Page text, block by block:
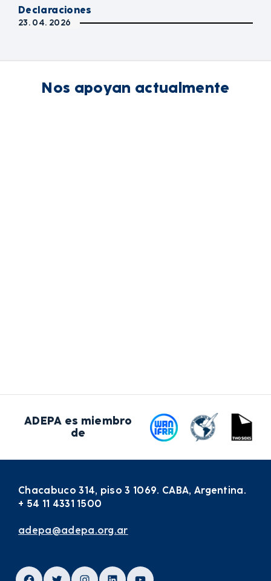
Declaraciones
23. 04. 2026
Nos apoyan actualmente
ADEPA es miembro
de
Chacabuco 314, piso 3 1069. CABA, Argentina.
+ 54 11 4331 1500
adepa@adepa.org.ar